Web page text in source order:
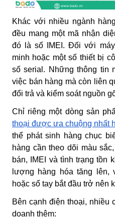
Khác với nhiều ngành
đều mang một mã nhận
đó là số IMEI. Đối với
minh hoặc một số thiết bị
số serial. Những thông tin
việc bán hàng mà còn liên
đổi trả và kiểm soát nguồn
Chỉ riêng một dòng sản
thoại được ưa chuộng nhất
thể phát sinh hàng chục
hàng cần theo dõi màu
bán, IMEI và tình trạng tồn
lượng hàng hóa tăng lên,
hoặc sổ tay bắt đầu trở nên
Bên cạnh điện thoại, nhiều
doanh thêm: